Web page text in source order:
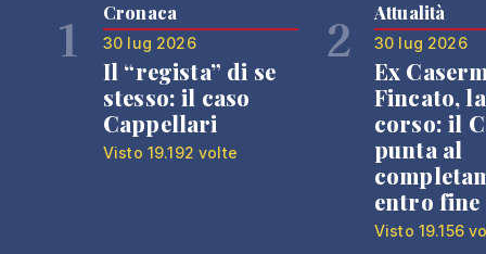
1 Cronaca
30 lug 2026
Il “regista” di se
stesso: il caso
Cappellari
Visto 19.192 volte
2 Attualità
30 lug 2026
Ex
Fincato,
corso: il
punta al
entro fine
Visto 19.156